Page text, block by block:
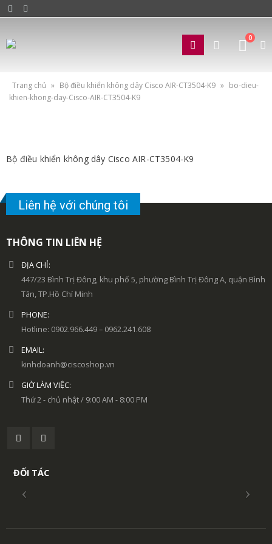
0
Trang chủ » Bộ điều khiển không dây Cisco AIR-CT3504-K9 » bo-dieu-
khien-khong-day-Cisco-AIR-CT3504-K9
Bộ điều khiển không dây Cisco AIR-CT3504-K9
Liên hệ với chúng tôi
THÔNG TIN LIÊN HỆ
ĐỊA CHỈ:
447/23 Bình Trị Đông, khu phố 5, phường Bình Trị Đông A, quận Bình
Tân, TP.Hồ Chí Minh
PHONE:
Hotline: 0902.966.449 – 0962.241.608
EMAIL:
kinhdoanh@ciscoshop.vn
GIỜ LÀM VIỆC:
Thứ 2 - chủ nhật / 9:00 AM - 8:00 PM
ĐỐI TÁC